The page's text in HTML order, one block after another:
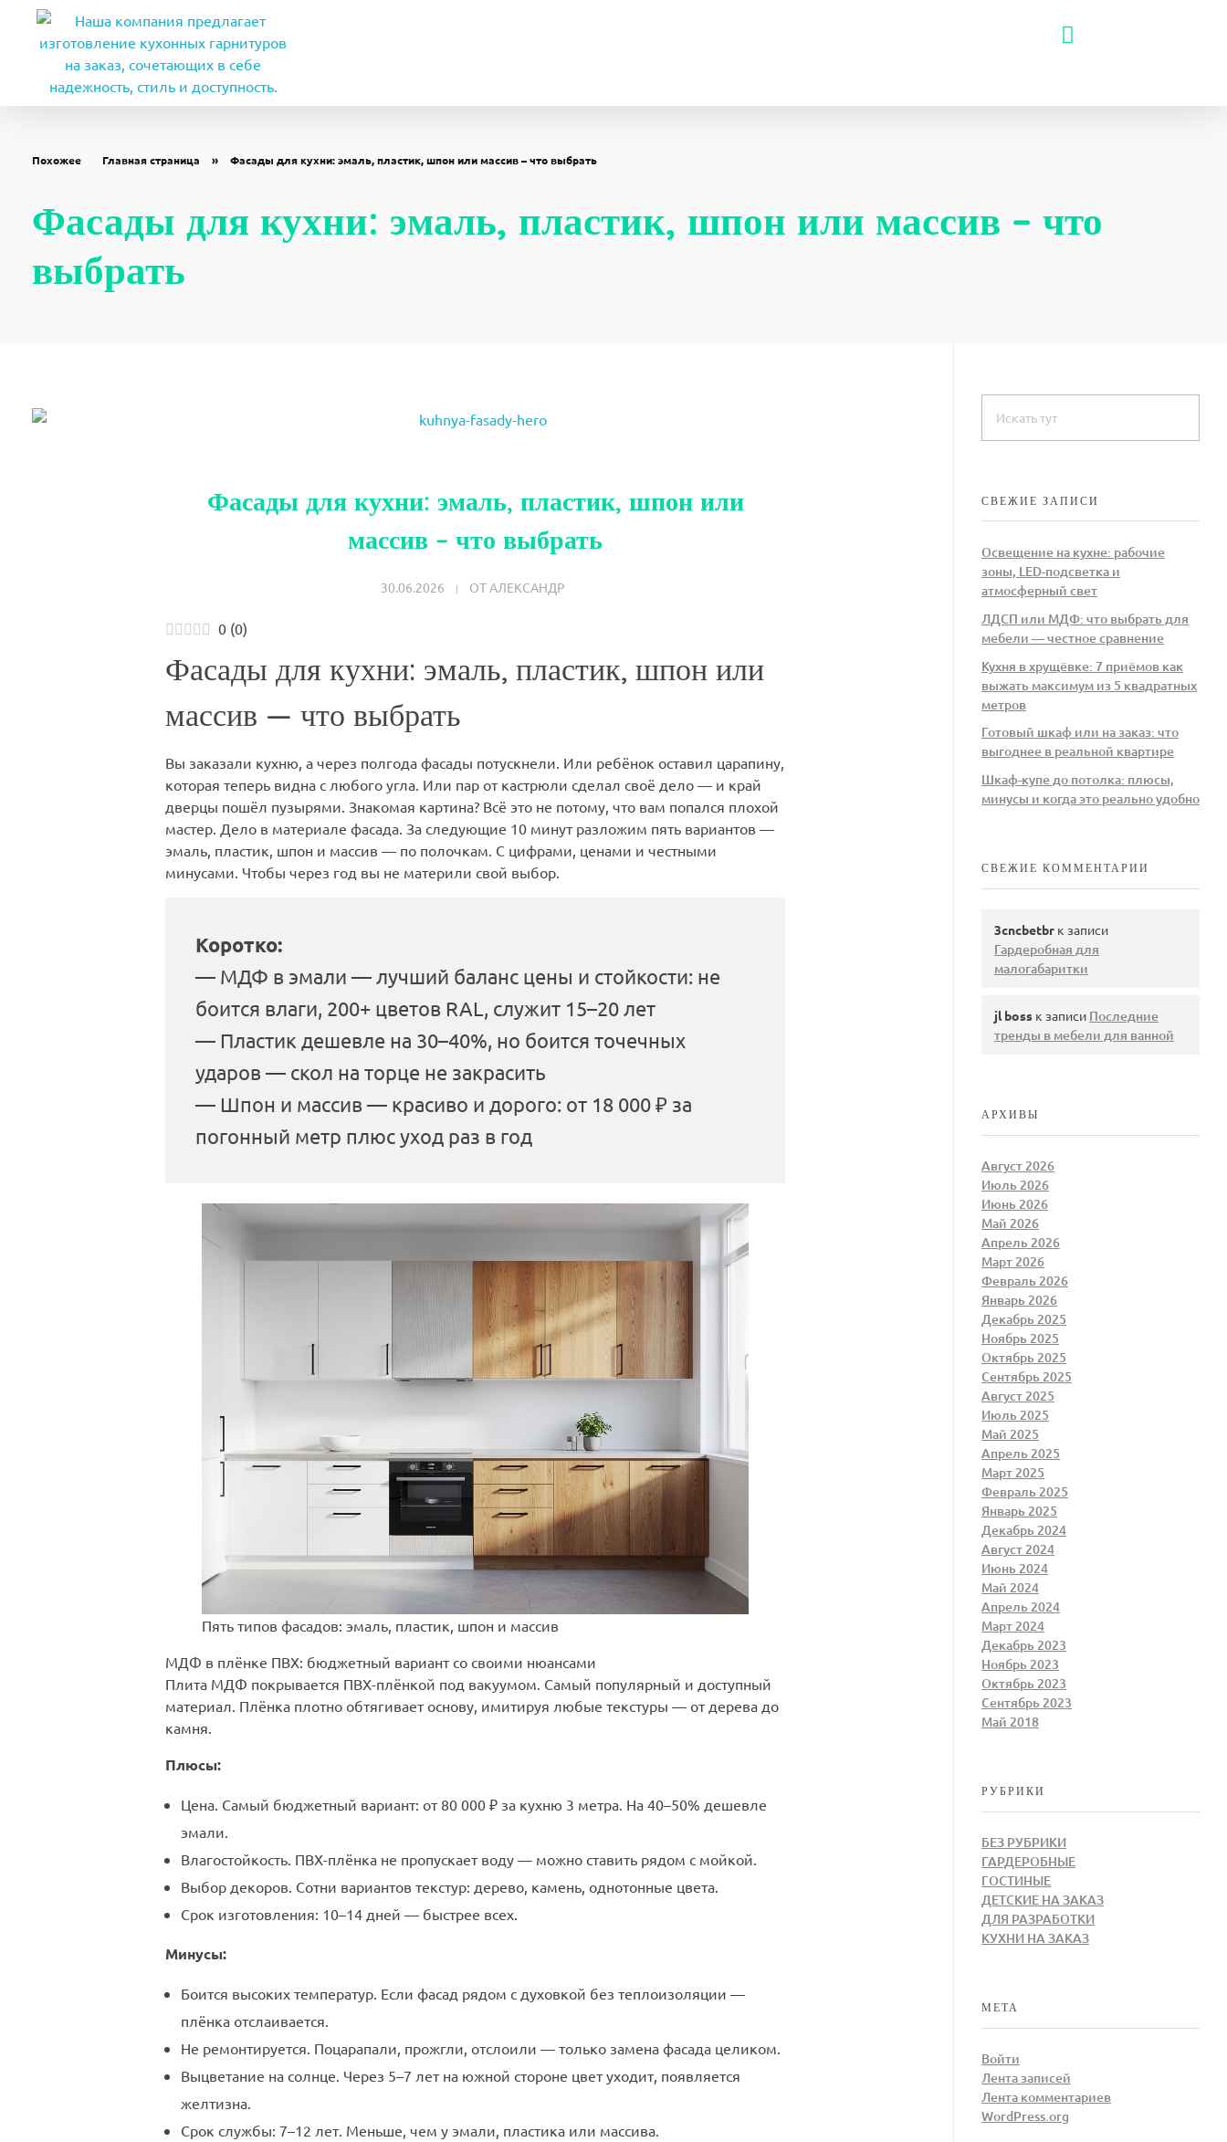
Мебель на заказ в Ставрополе. Изготовление мебели от производителя по индивидуальным размерам
Заказать кухни, шкафы купе, гардеробные, прихожие, детские по индивидуальным размерам купить
Похожее Главная страница » Фасады для кухни: эмаль, пластик, шпон или массив – что выбрать
Фасады для кухни: эмаль, пластик, шпон или массив – что
выбрать
Фасады для кухни: эмаль, пластик, шпон или
массив – что выбрать
30.06.2026 ОТАЛЕКСАНДР
0 (0)
Фасады для кухни: эмаль, пластик, шпон или
массив — что выбрать
Вы заказали кухню, а через полгода фасады потускнели. Или ребёнок оставил царапину,
которая теперь видна с любого угла. Или пар от кастрюли сделал своё дело — и край
дверцы пошёл пузырями. Знакомая картина? Всё это не потому, что вам попался плохой
мастер. Дело в материале фасада. За следующие 10 минут разложим пять вариантов —
эмаль, пластик, шпон и массив — по полочкам. С цифрами, ценами и честными
минусами. Чтобы через год вы не материли свой выбор.
Коротко:
— МДФ в эмали — лучший баланс цены и стойкости: не
боится влаги, 200+ цветов RAL, служит 15–20 лет
— Пластик дешевле на 30–40%, но боится точечных
ударов — скол на торце не закрасить
— Шпон и массив — красиво и дорого: от 18 000 ₽ за
погонный метр плюс уход раз в год
Пять типов фасадов: эмаль, пластик, шпон и массив
МДФ в плёнке ПВХ: бюджетный вариант со своими нюансами
Плита МДФ покрывается ПВХ-плёнкой под вакуумом. Самый популярный и доступный
материал. Плёнка плотно обтягивает основу, имитируя любые текстуры — от дерева до
камня.
Плюсы:
Цена. Самый бюджетный вариант: от 80 000 ₽ за кухню 3 метра. На 40–50% дешевле
эмали.
Влагостойкость. ПВХ-плёнка не пропускает воду — можно ставить рядом с мойкой.
Выбор декоров. Сотни вариантов текстур: дерево, камень, однотонные цвета.
Срок изготовления: 10–14 дней — быстрее всех.
Минусы:
Боится высоких температур. Если фасад рядом с духовкой без теплоизоляции —
плёнка отслаивается.
Не ремонтируется. Поцарапали, прожгли, отслоили — только замена фасада целиком.
Выцветание на солнце. Через 5–7 лет на южной стороне цвет уходит, появляется
желтизна.
Срок службы: 7–12 лет. Меньше, чем у эмали, пластика или массива.
СВЕЖИЕ ЗАПИСИ
Освещение на кухне: рабочие
зоны, LED-подсветка и
атмосферный свет
ЛДСП или МДФ: что выбрать для
мебели — честное сравнение
Кухня в хрущёвке: 7 приёмов как
выжать максимум из 5 квадратных
метров
Готовый шкаф или на заказ: что
выгоднее в реальной квартире
Шкаф-купе до потолка: плюсы,
минусы и когда это реально удобно
СВЕЖИЕ КОММЕНТАРИИ
3cncbetbr к записи
Гардеробная для
малогабаритки
jl boss к записи Последние
тренды в мебели для ванной
АРХИВЫ
Август 2026
Июль 2026
Июнь 2026
Май 2026
Апрель 2026
Март 2026
Февраль 2026
Январь 2026
Декабрь 2025
Ноябрь 2025
Октябрь 2025
Сентябрь 2025
Август 2025
Июль 2025
Май 2025
Апрель 2025
Март 2025
Февраль 2025
Январь 2025
Декабрь 2024
Август 2024
Июнь 2024
Май 2024
Апрель 2024
Март 2024
Декабрь 2023
Ноябрь 2023
Октябрь 2023
Сентябрь 2023
Май 2018
РУБРИКИ
БЕЗ РУБРИКИ
ГАРДЕРОБНЫЕ
ГОСТИНЫЕ
ДЕТСКИЕ НА ЗАКАЗ
ДЛЯ РАЗРАБОТКИ
КУХНИ НА ЗАКАЗ
МЕТА
Войти
Лента записей
Лента комментариев
WordPress.org